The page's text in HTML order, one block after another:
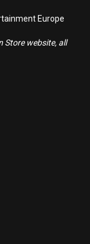
Europe
Store website, all